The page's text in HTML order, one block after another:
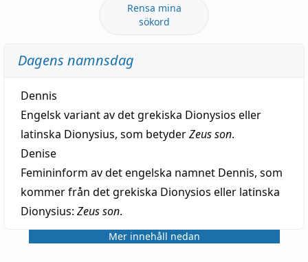
Rensa mina
sökord
Dagens namnsdag
Dennis
Engelsk variant av det grekiska Dionysios eller
latinska Dionysius, som betyderZeus son.
Denise
Femininform av det engelska namnet Dennis, som
kommer från det grekiska Dionysios eller latinska
Dionysius: Zeus son.
Mer innehåll nedan